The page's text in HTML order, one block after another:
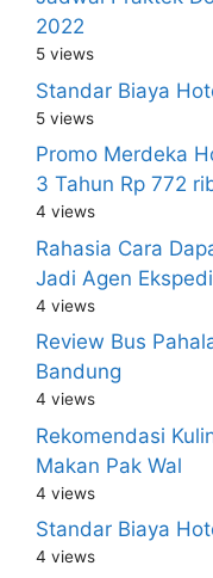
2022
5 views
Standar Biaya
5 views
Promo Merdeka
3 Tahun Rp 772
4 views
Rahasia Cara
Jadi Agen
4 views
Review Bus
Bandung
4 views
Rekomendasi
Makan Pak Wal
4 views
Standar Biaya
4 views